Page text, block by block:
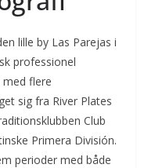
lille by Las Parejas i
professionel
flere
sig fra River Plates
Club
Primera División.
perioder med både